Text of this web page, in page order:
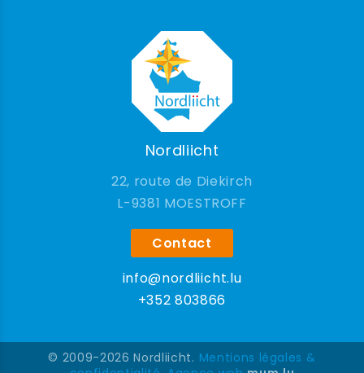
Nordliicht
22, route de Diekirch
9381 MOESTROFF
Contact
info@nordliicht.lu
+352 803866
© 2009-2026 Nordliicht. Mentions légales &